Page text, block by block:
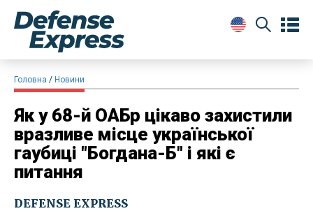
Головна Новини
Як у 68-й ОАБр цікаво захистили
вразливе місце української
гаубиці "Богдана-Б" і які є
питання
DEFENSE EXPRESS